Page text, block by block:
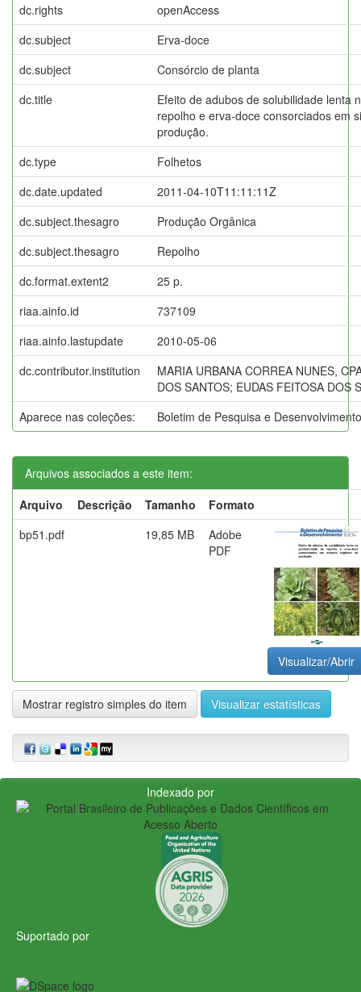
dc.rights
openAccess
dc.subject
Erva-doce
dc.subject
Consórcio de planta
dc.title
Efeito de adubos de solubilidade lenta
repolho e erva-doce consorciados em
produção.
dc.type
Folhetos
dc.date.updated
2011-04-10T11:11:11Z
dc.subject.thesagro
Produção Orgânica
dc.subject.thesagro
Repolho
dc.format.extent2
25 p.
riaa.ainfo.id
737109
riaa.ainfo.lastupdate
2010-05-06
dc.contributor.institution
MARIA URBANA CORREA NUNES,
DOS SANTOS; EUDAS FEITOSA DOS
Aparece nas coleções:
Boletim de Pesquisa e
Arquivos associados a este item:
Arquivo
Descrição Tamanho
Formato
bp51.pdf
19,85 MB
Adobe
PDF
Visualizar/Abrir
Mostrar registro simples do item Visualizar estatísticas
Indexado por
Suportado por